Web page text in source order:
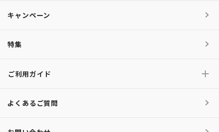
キャンペーン
特集
ご利用ガイド
よくあるご質問